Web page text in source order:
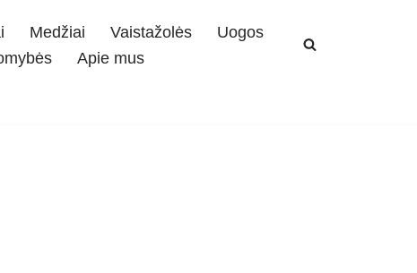
Medžiai Vaistažolės
Uogos
Apie mus